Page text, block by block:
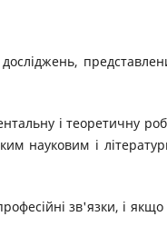
і теоретичну
науковим і
зв'язки, і якщо